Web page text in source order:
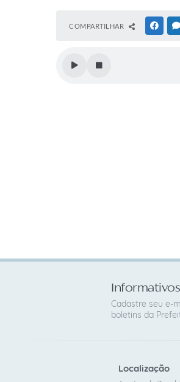
Cafelândia, 21 de janeiro
LUIS ZAMPIERI RIBEIRO
COMPARTILHAR
Cadastre seu e-
boletins da
Localização